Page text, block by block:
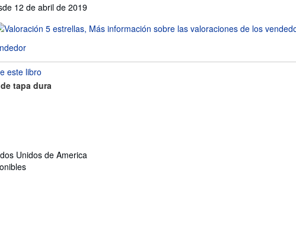
12 de abril de 2019
este libro
tapa dura
Unidos de America